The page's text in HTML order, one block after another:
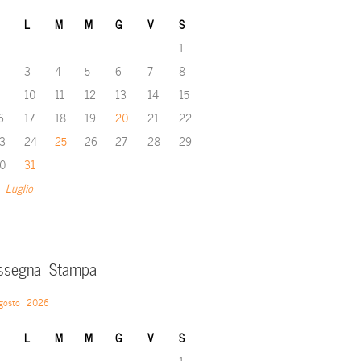
L M M G V S
Luglio
1
3 4 5 6 7
8
10 11 12 13 14
15
17 18 19 20 21
22
24 25 26 27 28
29
31
Stampa
2026
L M M G V S